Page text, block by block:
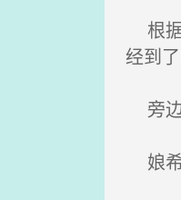
根据
经到
旁边
娘希